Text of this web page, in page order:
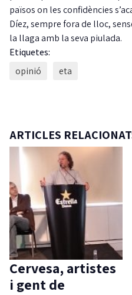
països on les confidències
Díez, sempre fora de lloc,
la llaga amb la seva piulada.
Etiquetes:
opinió
eta
ARTICLES
Cervesa, artistes
i gent de